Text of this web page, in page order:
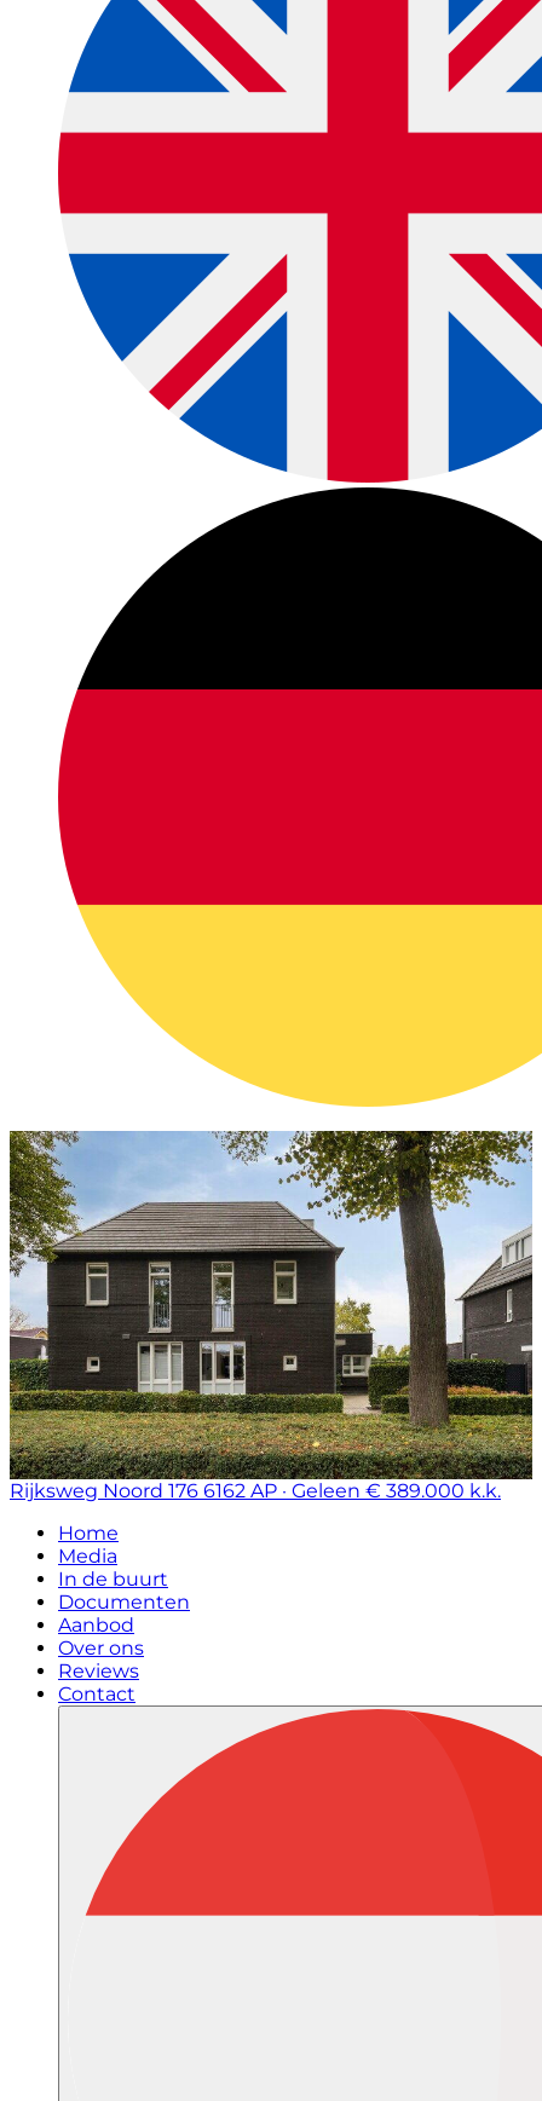
Rijksweg Noord 176 6162 AP · Geleen € 389.000 k.k.
Home
Media
In de buurt
Documenten
Aanbod
Over ons
Reviews
Contact